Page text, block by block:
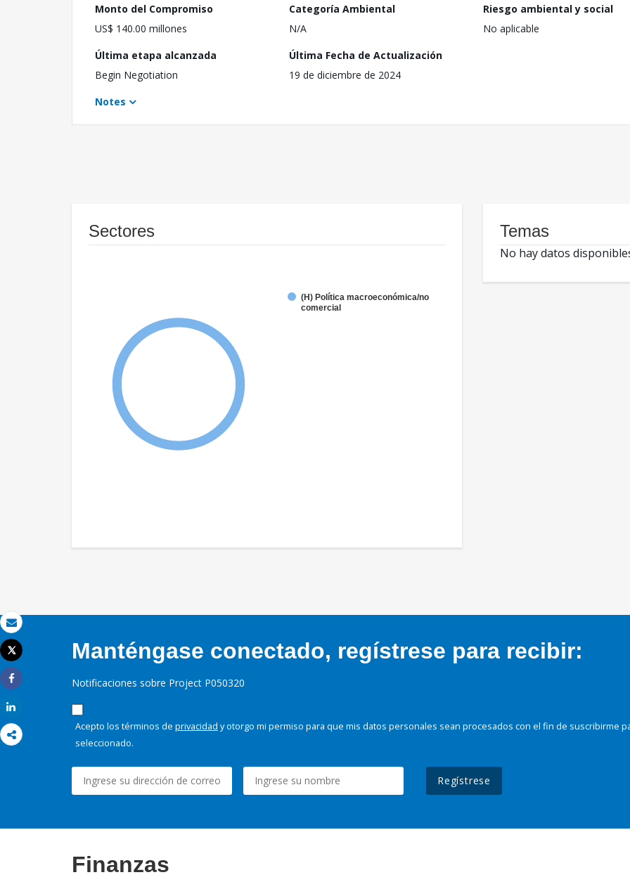
Correo electrónico
Imprimir
Tweet
Share
Monto del Compromiso
US$ 140.00 millones
Categoría Ambiental
N/A
Riesgo ambiental y social
No aplicable
Última etapa alcanzada
Begin Negotiation
Última Fecha de Actualización
19 de diciembre de 2024
Notes
Sectores
(H) Política macroeconómica/no
comercial
Temas
No hay datos
Manténgase conectado, regístrese para recibir:
Notificaciones sobre Project P050320
Acepto los términos de privacidad y otorgo mi permiso para que mis datos personales sean procesados con el fin de suscribirme
seleccionado.
Regístrese
Finanzas